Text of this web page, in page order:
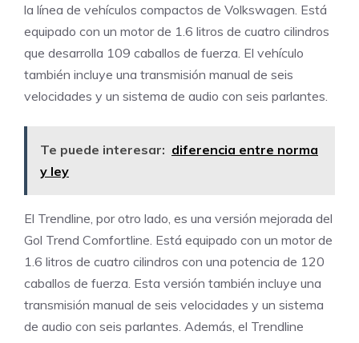
la línea de vehículos compactos de Volkswagen. Está
equipado con un motor de 1.6 litros de cuatro cilindros
que desarrolla 109 caballos de fuerza. El vehículo
también incluye una transmisión manual de seis
velocidades y un sistema de audio con seis parlantes.
Te puede interesar: diferencia entre norma
y ley
El Trendline, por otro lado, es una versión mejorada del
Gol Trend Comfortline. Está equipado con un motor de
1.6 litros de cuatro cilindros con una potencia de 120
caballos de fuerza. Esta versión también incluye una
transmisión manual de seis velocidades y un sistema
de audio con seis parlantes. Además, el Trendline